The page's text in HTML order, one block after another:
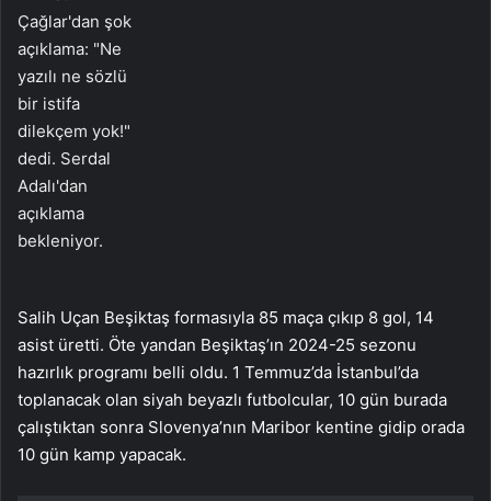
Salih Uçan Beşiktaş formasıyla 85 maça çıkıp 8 gol, 14
asist üretti. Öte yandan Beşiktaş’ın 2024-25 sezonu
hazırlık programı belli oldu. 1 Temmuz’da İstanbul’da
toplanacak olan siyah beyazlı futbolcular, 10 gün burada
çalıştıktan sonra Slovenya’nın Maribor kentine gidip orada
10 gün kamp yapacak.